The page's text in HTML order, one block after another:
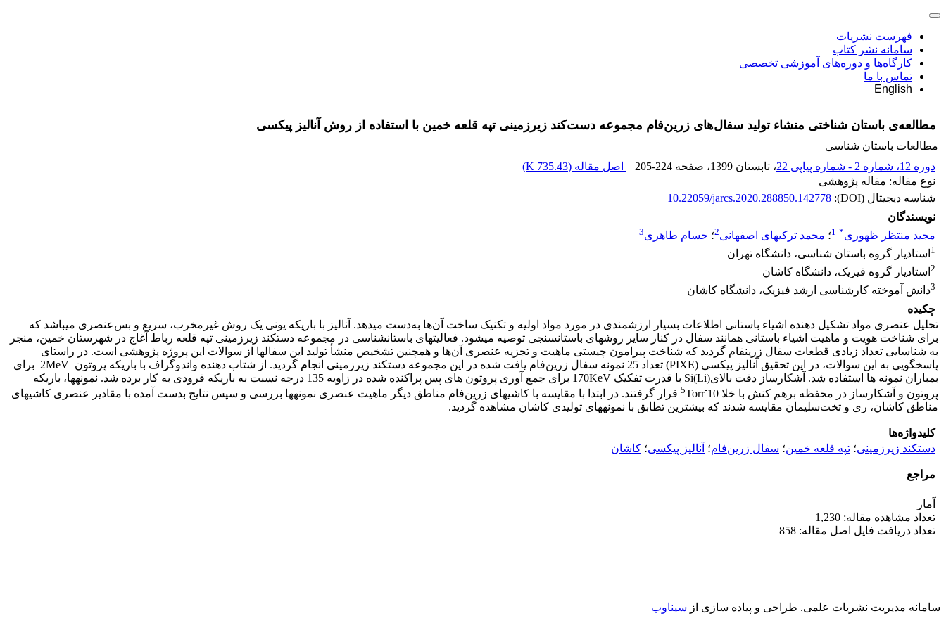
فهرست نشریات
سامانه نشر کتاب
کارگاه‌ها و دوره‌های آموزشی تخصصی
تماس با ما
English
مطالعه‌ی باستان شناختی منشاء تولید سفال‌های زرین‌فام مجموعه دست‌کند زیرزمینی تپه قلعه خمین با استفاده از روش آنالیز پیکسی
مطالعات باستان شناسی
دوره 12، شماره 2 - شماره پیاپی 22
، تابستان 1399 ، صفحه 205-224 اصل مقاله (735.43 K
)
نوع مقاله: مقاله پژوهشی
شناسه دیجیتال (DOI):
10.22059/jarcs.2020.288850.142778
نویسندگان
مجید منتظر ظهوری*
1؛ محمد ترکیهای اصفهانی2؛ حسام طاهری3
1 استادیار گروه باستان شناسی، دانشگاه تهران
2 استادیار گروه فیزیک، دانشگاه کاشان
3دانش آموخته کارشناسی ارشد فیزیک، دانشگاه کاشان
چکیده
تحلیل عنصری مواد تشکیل دهنده اشیاء باستانی اطلاعات بسیار ارزشمندی در مورد مواد اولیه و تکنیک ساخت آن‌ها به‌دست می­دهد. آنالیز با باریکه یونی یک روش غیرمخرب، سریع و بس‌عنصری می­باشد که
برای شناخت هویت و ماهیت اشیاء باستانی همانند سفال در کنار سایر روش­های باستان­سنجی توصیه می­شود. فعالیت­های باستان­شناسی در مجموعه دستکند زیرزمینی تپه قلعه رباط آغاج در شهرستان خمین، منجر
به شناسایی تعداد زیادی قطعات سفال زرین­فام گردید که شناخت پیرامون چیستی ماهیت و تجزیه عنصری آن‌ها و همچنین تشخیص منشأ تولید این سفال­ها از سوالات این پروژه پژوهشی است. در راستای
پاسخگویی به این سوالات، در این تحقیق آنالیز پیکسی (PIXE) تعداد 25 نمونه‌ سفال زرین‌فام یافت شده در این مجموعه دستکند زیرزمینی انجام ‌گردید. از شتاب دهنده واندوگراف با باریکه پروتون 2MeV برای
بمباران نمونه ها استفاده شد. آشکارساز دقت بالایSi(Li) با قدرت تفکیک 170KeV برای جمع آوری پروتون های پس پراکنده شده در زاویه 135 درجه نسبت به باریکه فرودی به کار برده شد. نمونه­ها، باریکه
پروتون و آشکارساز در محفظه برهم کنش با خلا 10
-5
Torr قرار گرفتند. در ابتدا با مقایسه با کاشی­های زرین‌فام مناطق دیگر ماهیت عنصری نمونه­ها بررسی و سپس نتایج بدست آمده با مقادیر عنصری کاشی­های
مناطق کاشان، ری و تخت‌سلیمان مقایسه شدند که بیشترین تطابق با نمونه­های تولیدی کاشان مشاهده گردید.
کلیدواژه‌ها
دستکند زیرزمینی؛ تپه قلعه خمین؛ سفال زرین‌فام؛ آنالیز پیکسی؛ کاشان
مراجع
آمار
تعداد مشاهده مقاله: 1,230
تعداد دریافت فایل اصل مقاله: 858
سامانه مدیریت نشریات علمی. طراحی و پیاده سازی از سیناوب